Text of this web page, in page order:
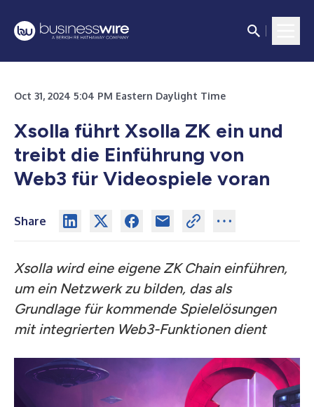
Oct 31, 2024 5:04 PM Eastern Daylight Time
Xsolla führt Xsolla ZK ein und
treibt die Einführung von
Web3 für Videospiele voran
Share
Xsolla wird eine eigene ZK Chain einführen,
um ein Netzwerk zu bilden, das als
Grundlage für kommende Spielelösungen
mit integrierten Web3-Funktionen dient